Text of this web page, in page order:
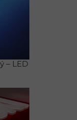
– LED